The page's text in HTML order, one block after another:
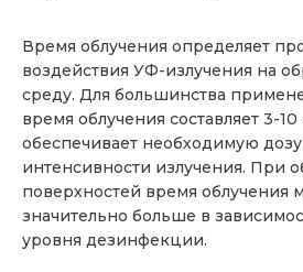
Время облучения определяет
воздействия УФ-излучения на
среду. Для большинства
время облучения составляет 3-10
обеспечивает необходимую
интенсивности излучения. При
поверхностей время облучения
значительно больше в
уровня дезинфекции.